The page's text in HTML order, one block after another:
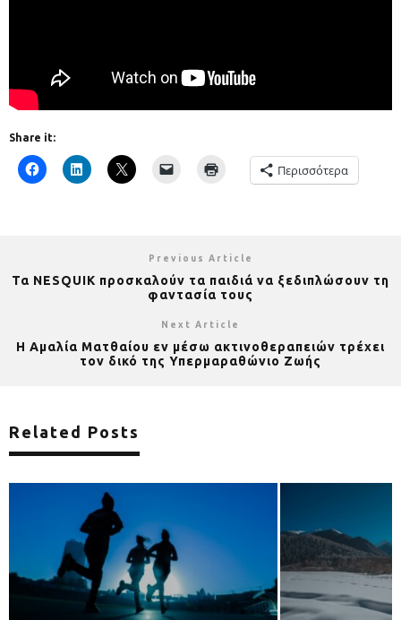
Share it:
Περισσότερα
Previous Article
Τα NESQUIK προσκαλούν τα παιδιά να ξεδιπλώσουν τη
φαντασία τους
Next Article
Η Αμαλία Ματθαίου εν μέσω ακτινοθεραπειών τρέχει
τον δικό της Υπερμαραθώνιο Ζωής
Related Posts